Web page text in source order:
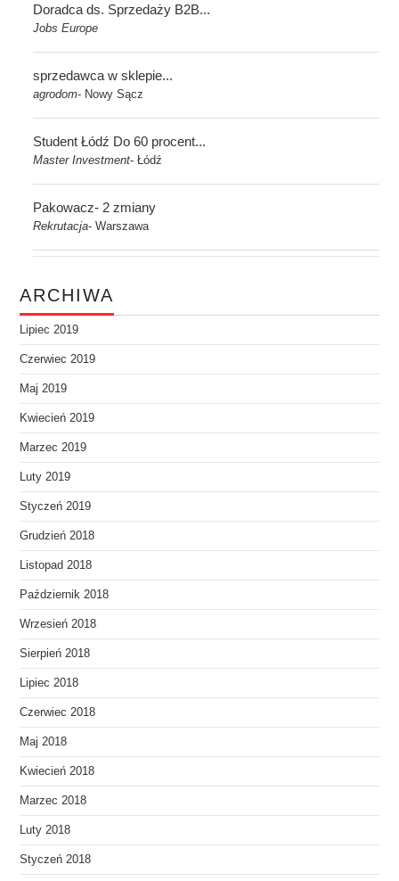
Doradca ds. Sprzedaży B2B...
Jobs Europe
sprzedawca w sklepie...
agrodom- Nowy Sącz
Student Łódź Do 60 procent...
Master Investment-Łódź
Pakowacz- 2 zmiany
Rekrutacja-Warszawa
ARCHIWA
Lipiec 2019
Czerwiec 2019
Maj 2019
Kwiecień 2019
Marzec 2019
Luty 2019
Styczeń 2019
Grudzień 2018
Listopad 2018
Październik 2018
Wrzesień 2018
Sierpień 2018
Lipiec 2018
Czerwiec 2018
Maj 2018
Kwiecień 2018
Marzec 2018
Luty 2018
Styczeń 2018